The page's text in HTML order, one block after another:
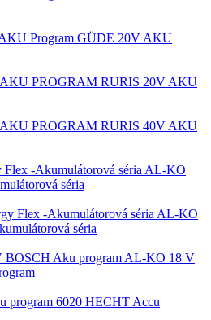
GÜDE 20V AKU
RURIS 20V AKU
RURIS 40V AKU
AL-KO
séria
AL-KO
séria
AL-KO 18 V
HECHT Accu